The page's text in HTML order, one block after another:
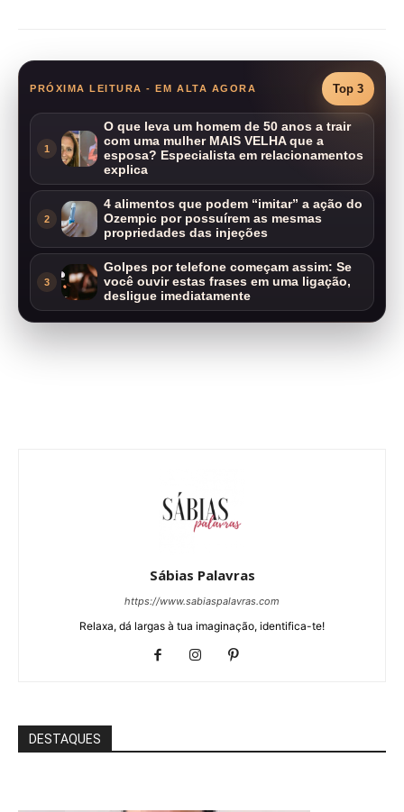
PRÓXIMA LEITURA - EM ALTA AGORA Top 3
1
O que leva um homem de 50 anos a trair
com uma mulher MAIS VELHA que a
esposa? Especialista em relacionamentos
explica
2
4 alimentos que podem “imitar” a ação do
Ozempic por possuírem as mesmas
propriedades das injeções
3
Golpes por telefone começam assim: Se
você ouvir estas frases em uma ligação,
desligue imediatamente
Sábias Palavras
https://www.sabiaspalavras.com
Relaxa, dá largas à tua imaginação, identifica-te!
DESTAQUES